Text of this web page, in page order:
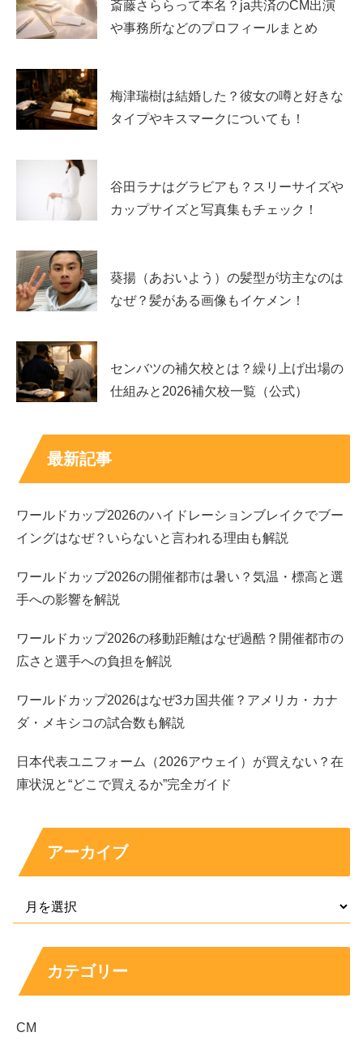
すい作品を中心に紹介していきます。
代表作はこれ｜映画で知名度が上がった作品たち
中田青渚さんの代表作をざっくり挙げるなら、映画での評
だと、「街の上で」「あの頃。」「うみべの女の子」な
ど。作品によって役の温度感がかなり違うので、「同じ
人？」ってなる幅があります。
近年の出演作では「市子」や「赤羽骨子のボディガード」
などもあり、話題作にきちんと呼ばれている印象。CMで
気になった人は、まずは一本だけ映画を見てみると、表情
と思います。
ドラマは、映画よりも「どこかで見た」の回収がしやすい
など。朝ドラに出演経験があるとそこから知る人も増えや
すく、作品をきっかけにファンが広がる傾向があります。
ドラマは話数が多い分、最初は「この子がそうなの？」と
てくるタイプ。アウトランダーPHEVのCMで惹かれた人
は、落ち着いた空気が出る役どころから入るとハマりやす
Q：名前の読み方は？
と一気に検索しやすくなります。
Q：アウトランダーのCMはどの篇？
A：三菱「新型アウトランダーPHEV」のCM「うっとり
スタッフ」篇です。販売スタッフ役で出演しています。
Q：公式情報はどこで見るのが確実？
A：所属事務所の公式プロフィールが基準になります。
斎藤さららって本名？ja共済のCM出演
や事務所などのプロフィールまとめ
梅津瑞樹は結婚した？彼女の噂と好きな
タイプやキスマークについても！
谷田ラナはグラビアも？スリーサイズや
カップサイズと写真集もチェック！
葵揚（あおいよう）の髪型が坊主なのは
なぜ？髪がある画像もイケメン！
センバツの補欠校とは？繰り上げ出場の
仕組みと2026補欠校一覧（公式）
最新記事
ワールドカップ2026のハイドレーションブレイクでブー
イングはなぜ？いらないと言われる理由も解説
ワールドカップ2026の開催都市は暑い？気温・標高と選
手への影響を解説
ワールドカップ2026の移動距離はなぜ過酷？開催都市の
広さと選手への負担を解説
ワールドカップ2026はなぜ3カ国共催？アメリカ・カナ
ダ・メキシコの試合数も解説
日本代表ユニフォーム（2026アウェイ）が買えない？在
庫状況と“どこで買えるか”完全ガイド
アーカイブ
カテゴリー
CM